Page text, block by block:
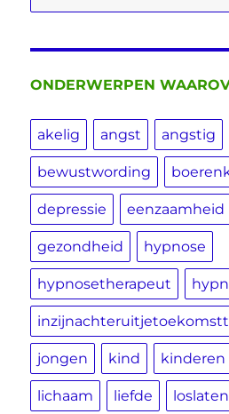
naar:
ONDERWERPEN
akelig angst angstig
bewustwording
depressie eenzaamheid
gezondheid hypnose
hypnosetherapeut
jongen kind kinderen
lichaam liefde loslaten